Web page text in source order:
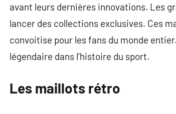
avant leurs dernières innovations. Les
lancer des collections exclusives. Ces
convoitise pour les fans du monde
légendaire dans l’histoire du sport.
Les maillots rétro